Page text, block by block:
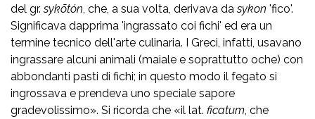
del gr.sykōtón, che, a sua volta, derivava dasykon 'fico'.
Significava dapprima 'ingrassato coi fichi' ed era un
termine tecnico dell'arte culinaria. I Greci, infatti, usavano
ingrassare alcuni animali (maiale e soprattutto oche) con
abbondanti pasti di fichi; in questo modo il fegato si
ingrossava e prendeva uno speciale sapore
gradevolissimo». Si ricorda che «il lat. ficatum, che